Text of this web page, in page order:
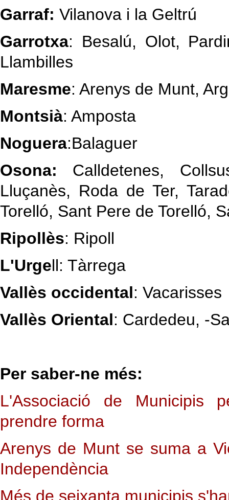
Garraf: Vilanova i la Geltrú
Garrotxa: Besalú, Olot,
Llambilles
Maresme: Arenys de Munt,
Montsià: Amposta
Noguera:Balaguer
Osona: Calldetenes,
Lluçanès, Roda de Ter,
Torelló, Sant Pere de Torelló,
Ripollès: Ripoll
L'Urgell: Tàrrega
Vallès occidental: Vacarisses
Vallès Oriental: Cardedeu, -
Per saber-ne més:
L'Associació de Municipis
prendre forma
Arenys de Munt se suma a
Independència
Més de seixanta municipis